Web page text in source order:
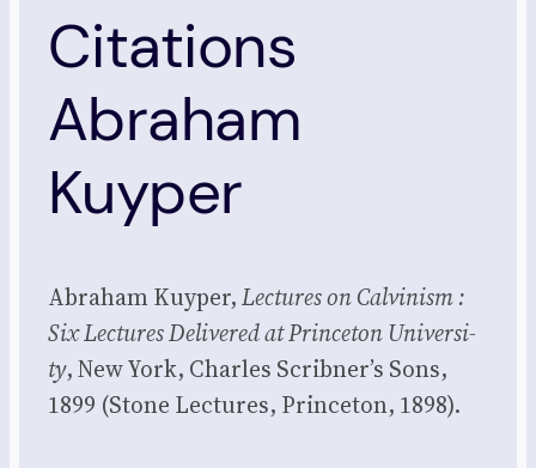
Citations
Abraham
Kuyper
Abra­ham Kuy­per,Lec­tures on Cal­vi­nism :
Six Lec­tures Deli­ve­red at Prin­ce­ton Uni­ver­si­
ty, New York, Charles Scribner’s Sons,
1899 (Stone Lec­tures, Prin­ce­ton, 1898).